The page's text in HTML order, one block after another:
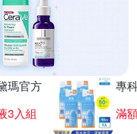
瑪官方
3入組
專
滿